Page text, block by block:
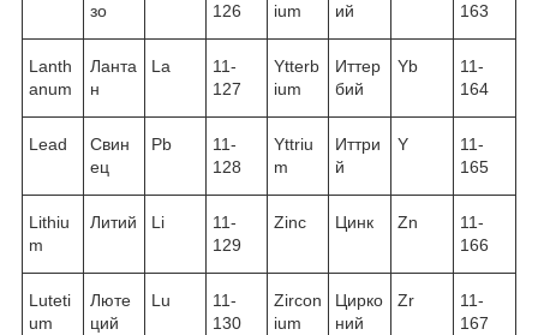
зо
126
ium
ий
163
Lanth
anum
Ланта
н
La
11-
127
Ytterb
ium
Иттер
бий
Yb
11-
164
Lead
Свин
ец
Pb
11-
128
Yttriu
m
Иттри
й
Y
11-
165
Lithiu
m
Литий Li
11-
129
Zinc Цинк Zn
11-
166
Luteti
um
Люте
ций
Lu
11-
130
Zircon
ium
Цирко
ний
Zr
11-
167